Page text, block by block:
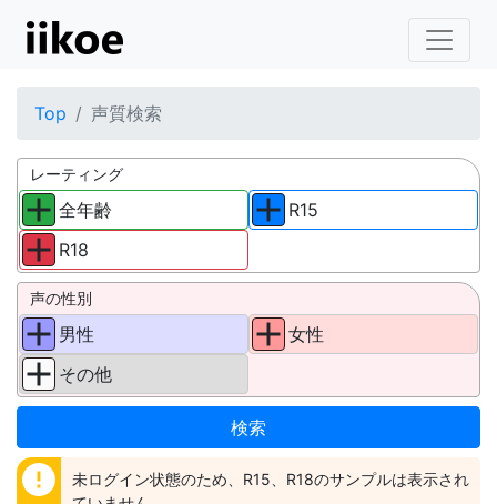
Top 声質検索
レーティング
全年齢
R18
R15
声の性別
男性
その他
女性
error
未ログイン状態のため、R15、R18のサンプルは表示され